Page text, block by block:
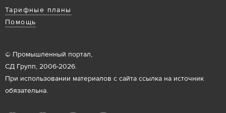
Тарифные планы
Помощь
© Промышленный портал,
СД Групп, 2006-2026.
При использовании материалов с сайта ссылка на источник
обязательна.